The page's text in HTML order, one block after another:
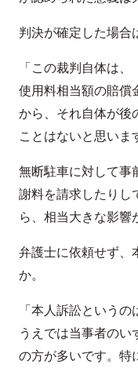
判決が確定した場合
「この裁判自体は
使用料相当額の賠償
から、それ自体が後
ことはないと思いま
無断駐車に対して事
謝料を請求したりし
ら、相当大きな影響
弁護士に依頼せず、
か。
「本人訴訟という
うえでは当事者の
の方が多いです。特